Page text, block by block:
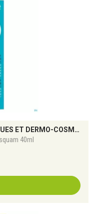
BIODERMA : SOINS DERMATOLOGIQUES ET DERMO-COSMÉTIQUES POUR TOUS LES TYPES DE PEAU
40ml